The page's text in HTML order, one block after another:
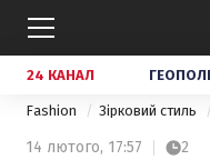
24 КАНАЛ
Fashion Зірковий стиль
14 лютого, 17:57 2